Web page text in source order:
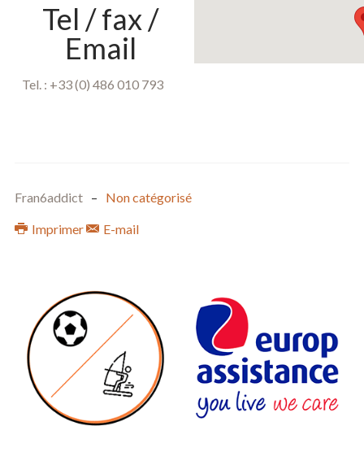
Tel / fax /
Email
Tel. : +33 (0) 486 010 793
Fran6addict Non catégorisé
Imprimer E-mail